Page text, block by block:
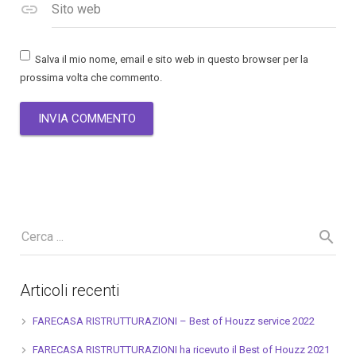
Sito web
Salva il mio nome, email e sito web in questo browser per la
prossima volta che commento.
Articoli recenti
FARECASA RISTRUTTURAZIONI – Best of Houzz service 2022
FARECASA RISTRUTTURAZIONI ha ricevuto il Best of Houzz 2021